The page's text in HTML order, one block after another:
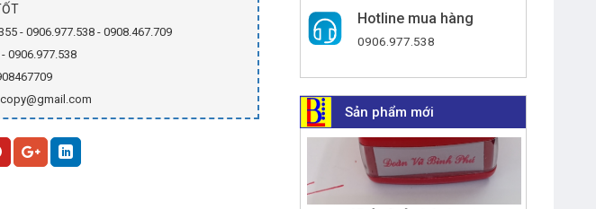
- 0906.977.538 - 0908.467.709
0906.977.538
Hotline mua hàng
0906.977.538
Sản phẩm mới
Khắc Dấu Các Loại